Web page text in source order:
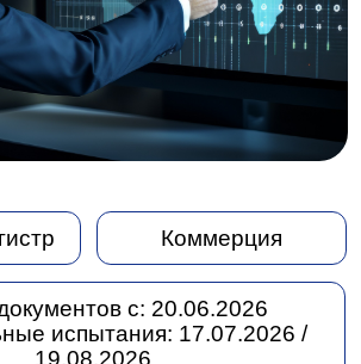
с:
20.06.2026
испытания:17.07.2026 /
2 года очно,
месяца заочно
Коммерция
русский